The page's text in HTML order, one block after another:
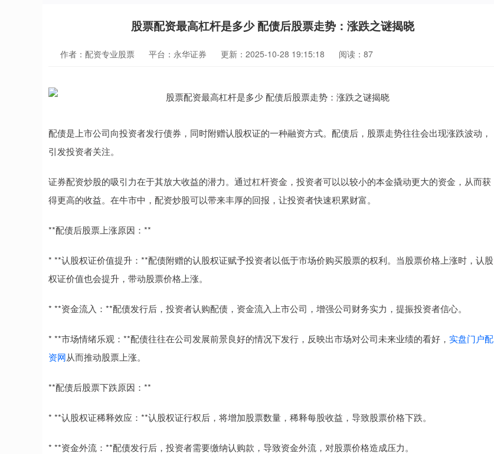
股票配资最高杠杆是多少 配债后股票走势：涨跌之谜揭晓
作者：配资专业股票 平台：永华证券 更新：2025-10-28 19:15:18 阅读：87
配债是上市公司向投资者发行债券，同时附赠认股权证的一种融资方式。配债后，股票走势往往会出现涨跌波动，
引发投资者关注。
证券配资炒股的吸引力在于其放大收益的潜力。通过杠杆资金，投资者可以以较小的本金撬动更大的资金，从而获
得更高的收益。在牛市中，配资炒股可以带来丰厚的回报，让投资者快速积累财富。
**配债后股票上涨原因：**
* **认股权证价值提升：**配债附赠的认股权证赋予投资者以低于市场价购买股票的权利。当股票价格上涨时，认股
权证价值也会提升，带动股票价格上涨。
* **资金流入：**配债发行后，投资者认购配债，资金流入上市公司，增强公司财务实力，提振投资者信心。
* **市场情绪乐观：**配债往往在公司发展前景良好的情况下发行，反映出市场对公司未来业绩的看好， 实盘门户配
资网从而推动股票上涨。
**配债后股票下跌原因：**
* **认股权证稀释效应：**认股权证行权后，将增加股票数量，稀释每股收益，导致股票价格下跌。
* **资金外流：**配债发行后，投资者需要缴纳认购款，导致资金外流，对股票价格造成压力。